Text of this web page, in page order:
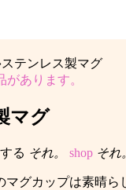
ステンレス製マグ
があります。
マグ
る それ。 shop それ
マグカップは素晴ら